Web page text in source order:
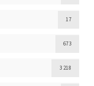
17
673
3 218